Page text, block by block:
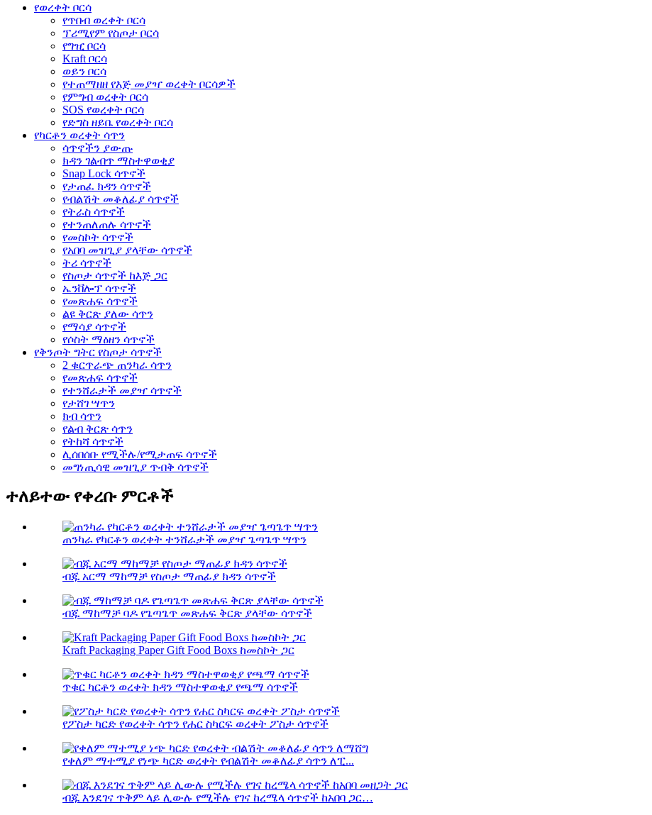
የወረቀት ቦርሳ
የጥበብ ወረቀት ቦርሳ
ፕሪሚየም የስጦታ ቦርሳ
የግዢ ቦርሳ
Kraft ቦርሳ
ወይን ቦርሳ
የተጠማዘዘ የእጅ መያዣ ወረቀት ቦርሳዎች
የምግብ ወረቀት ቦርሳ
SOS የወረቀት ቦርሳ
የድግስ ዘይቤ የወረቀት ቦርሳ
የካርቶን ወረቀት ሳጥን
ሳጥኖችን ያውጡ
ክዳን ገልብጥ ማስተዋወቂያ
Snap Lock ሳጥኖች
የታጠፈ ክዳን ሳጥኖች
የብልሽት መቆለፊያ ሳጥኖች
የትራስ ሳጥኖች
የተንጠለጠሉ ሳጥኖች
የመስኮት ሳጥኖች
የአበባ መዝጊያ ያላቸው ሳጥኖች
ትሪ ሳጥኖች
የስጦታ ሳጥኖች ከእጅ ጋር
ኤንቨሎፕ ሳጥኖች
የመጽሐፍ ሳጥኖች
ልዩ ቅርጽ ያለው ሳጥን
የማሳያ ሳጥኖች
የሶስት ማዕዘን ሳጥኖች
የቅንጦት ግትር የስጦታ ሳጥኖች
2 ቁርጥራጭ ጠንካራ ሳጥን
የመጽሐፍ ሳጥኖች
የተንሸራታች መያዣ ሳጥኖች
የታሸገ ሣጥን
ክብ ሳጥን
የልብ ቅርጽ ሳጥን
የትከሻ ሳጥኖች
ሊሰበሰቡ የሚችሉ/የሚታጠፍ ሳጥኖች
መግነጢሳዊ መዝጊያ ጥብቅ ሳጥኖች
ተለይተው የቀረቡ ምርቶች
ጠንካራ የካርቶን ወረቀት ተንሸራታች መያዣ ጌጣጌጥ ሣጥን
ብጁ አርማ ማከማቻ የስጦታ ማጠፊያ ክዳን ሳጥኖች
ብጁ ማከማቻ ባዶ የጌጣጌጥ መጽሐፍ ቅርጽ ያላቸው ሳጥኖች
Kraft Packaging Paper Gift Food Boxs ከመስኮት ጋር
ጥቁር ካርቶን ወረቀት ክዳን ማስተዋወቂያ የጫማ ሳጥኖች
የፖስታ ካርድ የወረቀት ሳጥን የሐር ስካርፍ ወረቀት ፖስታ ሳጥኖች
የቀለም ማተሚያ የነጭ ካርድ ወረቀት የብልሽት መቆለፊያ ሳጥን ለፒ...
ብጁ እንደገና ጥቅም ላይ ሊውሉ የሚችሉ የገና ከረሜላ ሳጥኖች ከአበባ ጋር…